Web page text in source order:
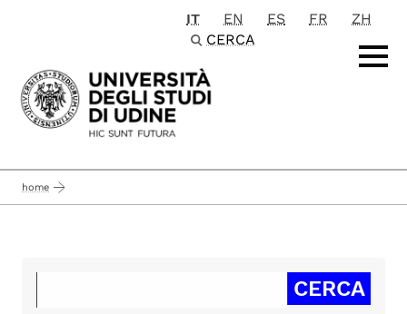
Passa al contenuto principale
IT EN ES FR
ZH
CERCA
home